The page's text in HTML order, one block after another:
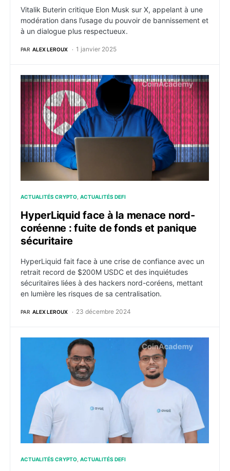
Vitalik Buterin critique Elon Musk sur X, appelant à une
modération dans l’usage du pouvoir de bannissement et
à un dialogue plus respectueux.
PAR ALEX LEROUX 1 janvier 2025
HyperLiquid face à la menace nord-coréenne : fuite
ACTUALITÉS CRYPTO ACTUALITÉS DEFI
HyperLiquid face à la menace nord-
coréenne : fuite de fonds et panique
sécuritaire
HyperLiquid fait face à une crise de confiance avec un
retrait record de $200M USDC et des inquiétudes
sécuritaires liées à des hackers nord-coréens, mettant
en lumière les risques de sa centralisation.
PAR ALEX LEROUX 23 décembre 2024
Tensions Aave – Polygon : La DAO rejette la
ACTUALITÉS CRYPTO ACTUALITÉS DEFI